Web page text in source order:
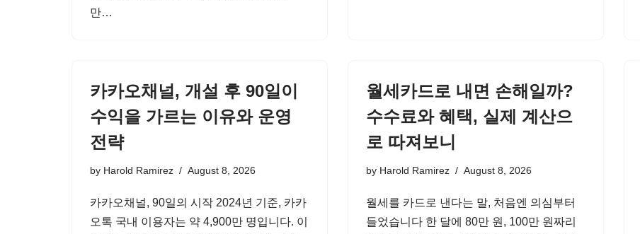
만…
카카오채널, 개설 후 90일이
수익을 가르는 이유와 운영
전략
by Harold Ramirez August 8, 2026
카카오채널, 90일의 시작 2024년 기준, 카카
오톡 국내 이용자는 약 4,900만 명입니다. 이
월세카드로 내면 손해일까?
수수료와 혜택, 실제 계산으
로 따져보니
by Harold Ramirez August 8, 2026
월세를 카드로 낸다는 말, 처음엔 의심부터
들었습니다 한 달에 80만 원, 100만 원짜리